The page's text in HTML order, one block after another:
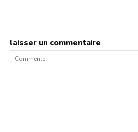
laisser un commentaire